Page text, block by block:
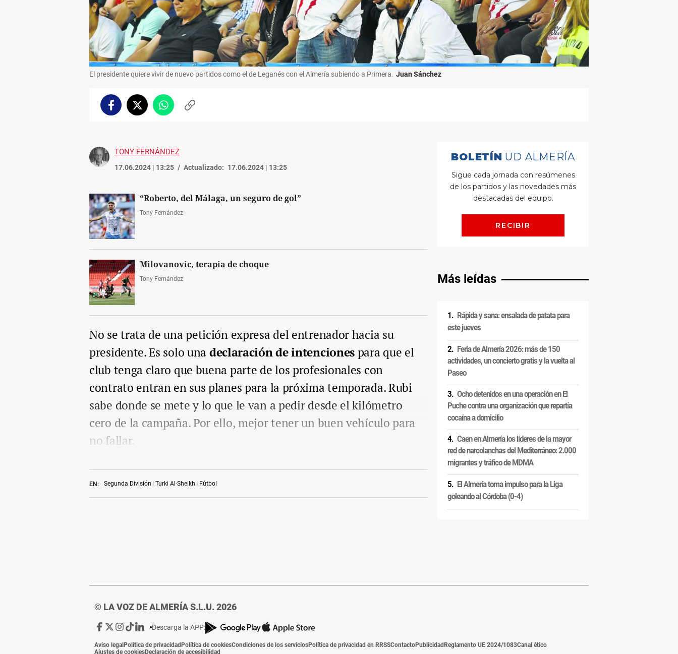
El presidente quiere vivir de nuevo partidos como el de Leganés con el Almería subiendo a Primera. Juan Sánchez
FacebookTwitterWhatsappCopiar
TONY FERNÁNDEZ
17.06.2024 | 13:25 Actualizado: 17.06.2024 | 13:25
EN: Segunda División Turki Al-Sheikh Fútbol
“Roberto, del Málaga, un seguro de gol”
Tony Fernández
Milovanovic, terapia de choque
Tony Fernández
No se trata de una petición expresa del entrenador hacia su
presidente. Es solo una declaración de intencionespara que el
club tenga claro que buena parte de los profesionales con
contrato entran en sus planes para la próxima temporada. Rubi
sabe donde se mete y lo que le van a pedir desde el kilómetro
cero de la campaña. Por ello, mejor tener un buen vehículo para
no fallar.
Más leídas
Rápida y sana: ensalada de patata para
este jueves
Feria de Almería 2026: más de 150
actividades, un concierto gratis y la vuelta al
Paseo
Ocho detenidos en una operación en El
Puche contra una organización que repartía
cocaína a domicilio
Caen en Almería los líderes de la mayor
red de narcolanchas del Mediterráneo: 2.000
migrantes y tráfico de MDMA
El Almería toma impulso para la Liga
goleando al Córdoba (0-4)
© LA VOZ DE ALMERÍA S.L.U. 2026
Ir
Facebook
Ir
X
Ir
Instagram
Ir
TikTok
Ir
Linkedin
Descarga la APP:
Aviso legalPolítica de privacidadPolítica de cookiesCondiciones de los serviciosPolítica de privacidad en RRSSContactoPublicidadReglamento UE 2024/1083Canal ético
Ajustes de cookiesDeclaración de accesibilidad